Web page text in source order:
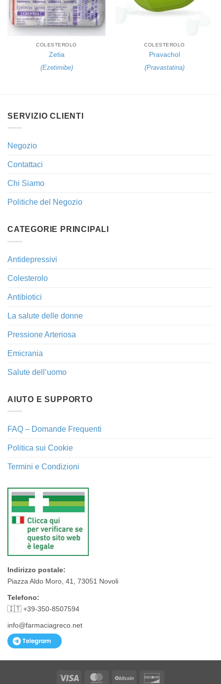
COLESTEROLO
Zetia
(Ezetimibe)
COLESTEROLO
Pravachol
(Pravastatina)
SERVIZIO CLIENTI
Negozio
Contattaci
Chi Siamo
Politiche del Negozio
CATEGORIE PRINCIPALI
Antidepressivi
Colesterolo
Antibiotici
La salute delle donne
Pressione Arteriosa
Emicrania
Salute dell’uomo
AIUTO E SUPPORTO
FAQ – Domande Frequenti
Politica sui Cookie
Termini e Condizioni
Indirizzo postale:
Piazza Aldo Moro, 41, 73051 Novoli
Telefono:
🇮🇹 +39-350-8507594
info@farmaciagreco.net
Visa MasterCardBitCoin